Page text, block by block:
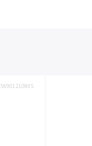
569012108XS